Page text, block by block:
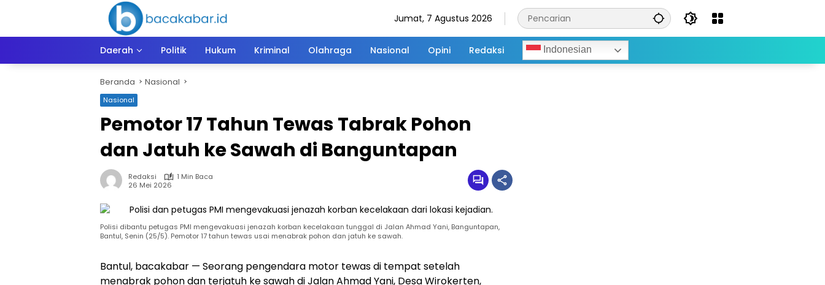
Jumat, 7 Agustus 2026
Daerah Politik Hukum Kriminal Olahraga Nasional Opini Redaksi Indonesian
Beranda Nasional
Nasional
Pemotor 17 Tahun Tewas Tabrak Pohon
dan Jatuh ke Sawah di Banguntapan
Redaksi
1 Min Baca
26 Mei 2026
Polisi dibantu petugas PMI mengevakuasi jenazah korban kecelakaan tunggal di Jalan Ahmad Yani, Banguntapan,
Bantul, Senin (25/5). Pemotor 17 tahun tewas usai menabrak pohon dan jatuh ke sawah.
Bantul, bacakabar — Seorang pengendara motor tewas di tempat setelah
menabrak pohon dan terjatuh ke sawah di Jalan Ahmad Yani, Desa Wirokerten,